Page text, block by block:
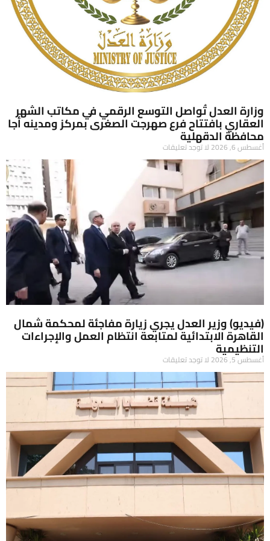
وزارة العدل تُواصل التوسع الرقمي في مكاتب الشهر
العقاري بافتتاح فرع صهرجت الصغرى بمركز ومدينه أجا
محافظة الدقهلية
أغسطس 6, 2026 لا توجد تعليقات
(فيديو) وزير العدل يجري زيارة مفاجئة لمحكمة شمال
القاهرة الابتدائية لمتابعة انتظام العمل والإجراءات
التنظيمية
أغسطس 5, 2026 لا توجد تعليقات